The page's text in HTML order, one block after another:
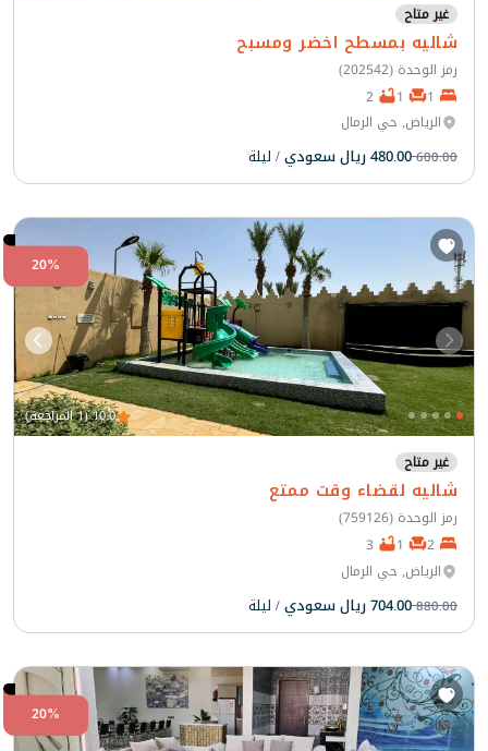
غير متاح
شاليه بمسطح اخضر ومسبح
رمز الوحدة (202542)
الرياض, حي الرمال
600.00480.00 ريال سعودي / ليلة
10.0 (1 المراجعة)
20%
غير متاح
شاليه لقضاء وقت ممتع
رمز الوحدة (759126)
الرياض, حي الرمال
880.00704.00 ريال سعودي / ليلة
20%